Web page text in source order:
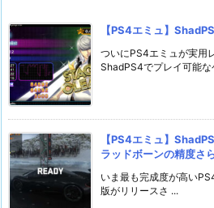
【PS4エミュ】
ついにPS4エミュが実用
ShadPS4でプレイ可能な
【PS4エミュ】
ラッドボーンの精度さ
いま最も完成度が高い
版がリリースさ ...